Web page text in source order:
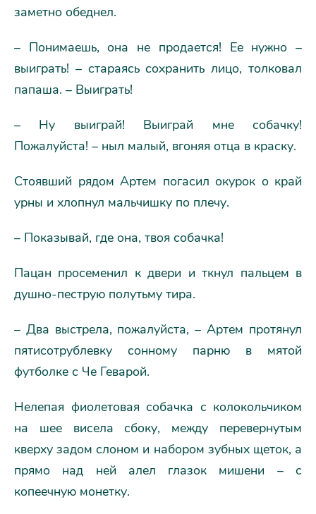
заметно обеднел.
– Понимаешь, она не продается! Ее нужно –
выиграть! – стараясь сохранить лицо, толковал
папаша. – Выиграть!
– Ну выиграй! Выиграй мне собачку!
Пожалуйста! – ныл малый, вгоняя отца в краску.
Стоявший рядом Артем погасил окурок о край
урны и хлопнул мальчишку по плечу.
– Показывай, где она, твоя собачка!
Пацан просеменил к двери и ткнул пальцем в
душно-пеструю полутьму тира.
– Два выстрела, пожалуйста, – Артем протянул
пятисотрублевку сонному парню в мятой
футболке с Че Геварой.
Нелепая фиолетовая собачка с колокольчиком
на шее висела сбоку, между перевернутым
кверху задом слоном и набором зубных щеток, а
прямо над ней алел глазок мишени – с
копеечную монетку.